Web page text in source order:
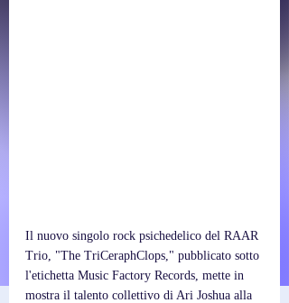
Il nuovo singolo rock psichedelico del RAAR
Trio, "The TriCeraphClops," pubblicato sotto
l'etichetta Music Factory Records, mette in
mostra il talento collettivo di Ari Joshua alla